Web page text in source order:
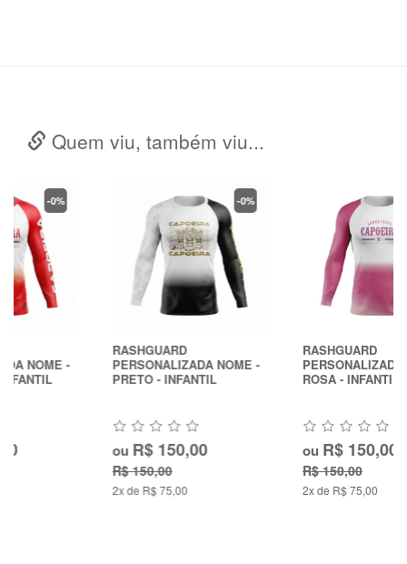
Quem viu, também viu...
PERSONALIZADA NOME -
PRETO - INFANTIL
-0%
R$ 150,00
PERSONALIZADA NOME -
ROSA - INFANTIL
-0%
R$ 150,00